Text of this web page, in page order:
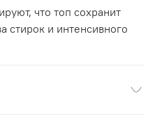
что топ сохранит
стирок и интенсивного